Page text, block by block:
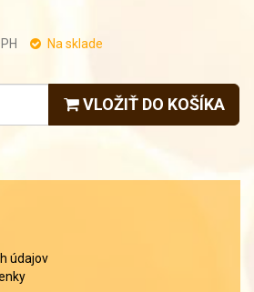
Na sklade
VLOŽIŤ DO KOŠÍKA
údajov